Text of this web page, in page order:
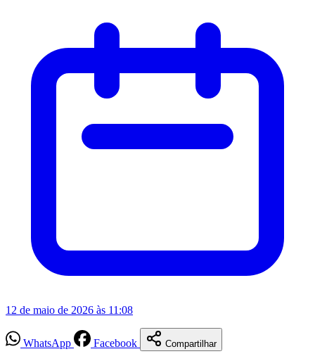
12 de maio de 2026 às 11:08
WhatsApp Facebook Compartilhar